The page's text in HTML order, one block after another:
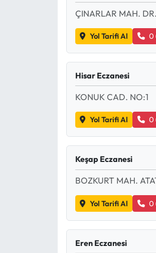
ÇINARLAR MAH.
Yol Tarifi Al 0
Hisar Eczanesi
KONUK CAD. NO:1
Yol Tarifi Al 0
Keşap Eczanesi
BOZKURT MAH.
Yol Tarifi Al 0
Eren Eczanesi
Uğurludağ Haberleri
Yayla Haber